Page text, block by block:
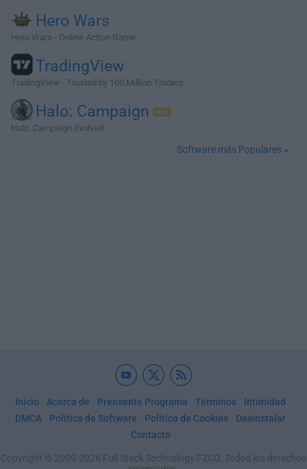
Hero Wars
Hero Wars - Online Action Game
TradingView
TradingView - Trusted by 100 Million Traders
Halo: Campaign
Halo: Campaign Evolved
Software más Populares »
Inicio Acerca de Prensente Programa Términos
Intimidad
DMCA
Política de Software Política de Cookies
Desinstalar
Contacto
Copyright © 2009-2026 Full Stack Technology FZCO. Todos los derechos